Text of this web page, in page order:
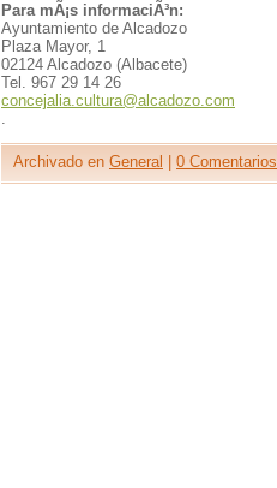
Para mÃ¡s informaciÃ³n:
Ayuntamiento de Alcadozo
Plaza Mayor, 1
02124 Alcadozo (Albacete)
Tel. 967 29 14 26
concejalia.cultura@alcadozo.com
.
Archivado en General 0 Comentarios